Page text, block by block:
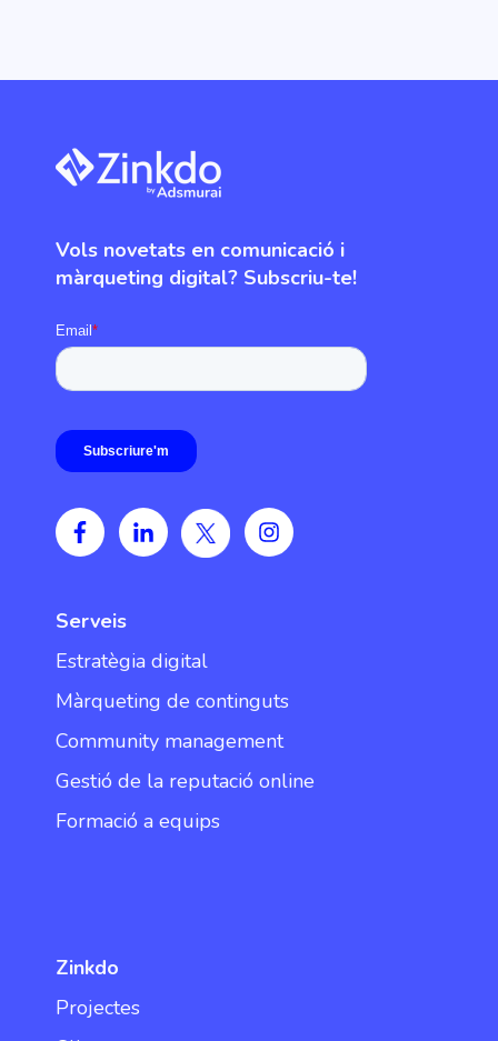
Vols novetats en comunicació i
màrqueting digital? Subscriu-te!
Serveis
Estratègia digital
Màrqueting de continguts
Community management
Gestió de la reputació online
Formació a equips
Zinkdo
Projectes